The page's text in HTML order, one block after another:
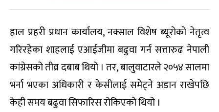
हाल प्रहरी प्रधान कार्यालय, नक्साल विशेष ब्यूरोको नेतृत्व
गरिरहेका शाहलाई एआईजीमा बढुवा गर्न सत्तारुढ नेपाली
कांग्रेसको तीव्र दबाब थियो । तर, बालुवाटारले २०५४ सालमा
भर्ना भएका अधिकारी र केसीलाई समेट्ने अडान राखेपछि
केही समय बढुवा सिफारिस रोकिएको थियो ।